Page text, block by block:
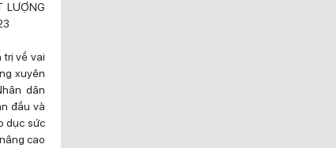
LƯỢNG
trị về vai
xuyên
dân
đầu và
dục sức
cao